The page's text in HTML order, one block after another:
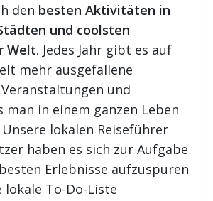
den besten Aktivitäten in
und coolsten
Welt. Jedes Jahr gibt es auf
mehr ausgefallene
und
in einem ganzen Leben
lokalen Reiseführer
haben es sich zur Aufgabe
Erlebnisse aufzuspüren
lokale To-Do-Liste